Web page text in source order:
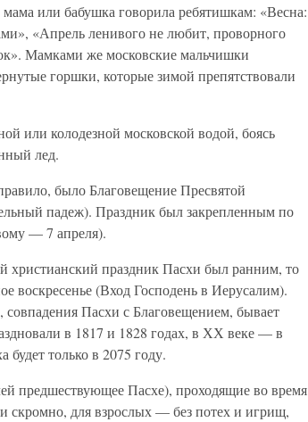
или бабушка говорила ребятишкам: «Весна:
«Апрель ленивого не любит, проворного
Мамками же московские мальчишки
горшки, которые зимой препятствовали
или колодезной московской водой, боясь
лед.
было Благовещение Пресвятой
падеж). Праздник был закрепленным по
— 7 апреля).
праздник Пасхи был ранним, то
воскресенье (Вход Господень в Иерусалим).
Пасхи с Благовещением, бывает
в 1817 и 1828 годах, в ХХ веке — в
только в 2075 году.
предшествующее Пасхе), проходящие во время
скромно, для взрослых — без потех и игрищ,